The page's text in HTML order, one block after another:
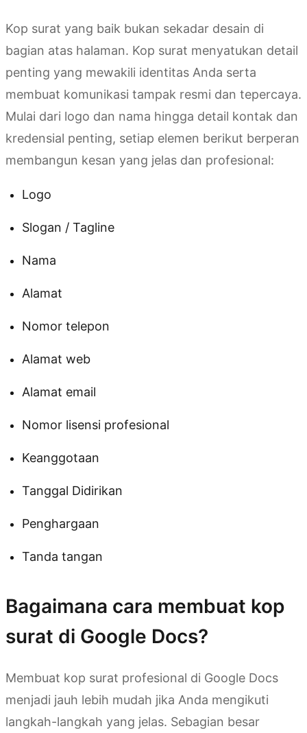
Kop surat yang baik bukan sekadar desain di
bagian atas halaman. Kop surat menyatukan detail
penting yang mewakili identitas Anda serta
membuat komunikasi tampak resmi dan tepercaya.
Mulai dari logo dan nama hingga detail kontak dan
kredensial penting, setiap elemen berikut berperan
membangun kesan yang jelas dan profesional:
Logo
Slogan / Tagline
Nama
Alamat
Nomor telepon
Alamat web
Alamat email
Nomor lisensi profesional
Keanggotaan
Tanggal Didirikan
Penghargaan
Tanda tangan
Bagaimana cara membuat kop
surat di Google Docs?
Membuat kop surat profesional di Google Docs
menjadi jauh lebih mudah jika Anda mengikuti
langkah-langkah yang jelas. Sebagian besar